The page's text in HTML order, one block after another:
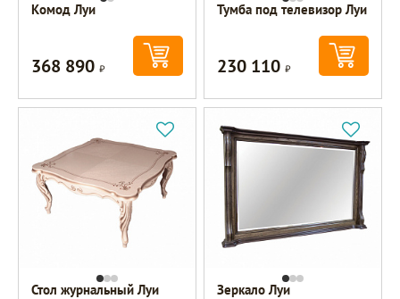
Комод Луи
368 890Р
Тумба под телевизор Луи
230 110Р
Стол журнальный Луи Зеркало Луи